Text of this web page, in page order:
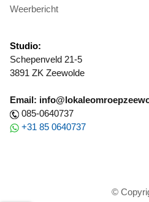
Weerbericht
Studio:
Schepenveld 21-5
3891 ZK Zeewolde
Email:
085-0640737
+31 85 0640737
©